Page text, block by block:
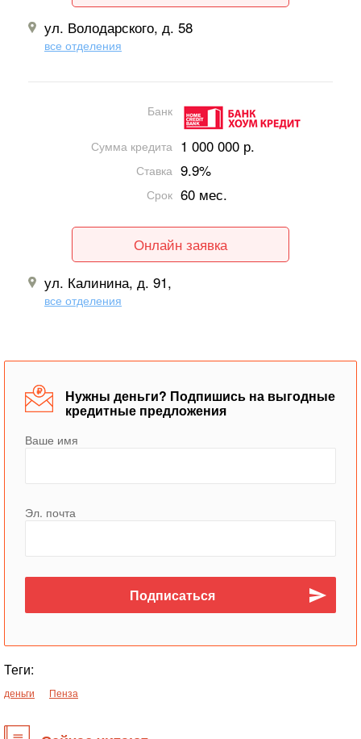
ул. Володарского, д. 58
все отделения
Банк
Сумма кредита 1 000 000 р.
Ставка 9.9%
Срок 60 мес.
Онлайн заявка
ул. Калинина, д. 91,
все отделения
Нужны деньги? Подпишись на выгодные
кредитные предложения
Ваше имя
Эл. почта
Теги:
деньги Пенза